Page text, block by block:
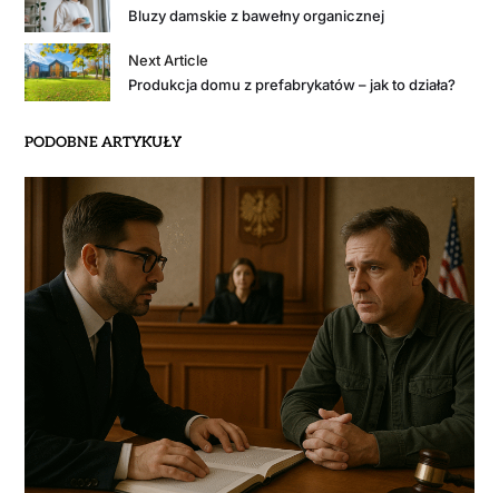
Bluzy damskie z bawełny organicznej
Next Article
Produkcja domu z prefabrykatów – jak to działa?
PODOBNE ARTYKUŁY